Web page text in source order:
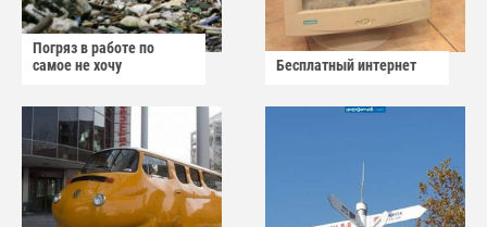
Погряз в работе по
самое не хочу
Бесплатный интернет